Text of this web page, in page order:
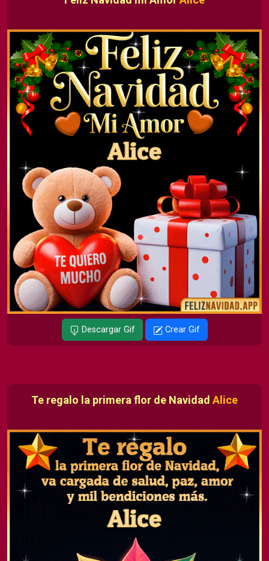
Descargar Gif Crear Gif
Te regalo la primera flor de Navidad Alice